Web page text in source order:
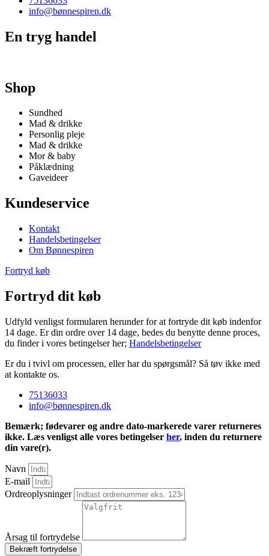
info@bønnespiren.dk
En tryg handel
Shop
Sundhed
Mad & drikke
Personlig pleje
Mad & drikke
Mor & baby
Påklædning
Gaveideer
Kundeservice
Kontakt
Handelsbetingelser
Om Bønnespiren
Fortryd køb
Fortryd dit køb
Udfyld venligst formularen herunder for at fortryde dit køb indenfor
14 dage. Er din ordre over 14 dage, bedes du benytte denne proces,
du finder i vores betingelser her; Handelsbetingelser
Er du i tvivl om processen, eller har du spørgsmål? Så tøv ikke med
at kontakte os.
75136033
info@bønnespiren.dk
Bemærk; fødevarer og andre dato-markerede varer returneres
ikke. Læs venligst alle vores betingelser her, inden du returnere
din vare(r).
Navn
E-mail
Ordreoplysninger
Årsag til fortrydelse
Bekræft fortrydelse